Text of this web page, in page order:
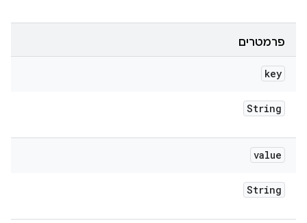
פרמטרים
key
String
value
String